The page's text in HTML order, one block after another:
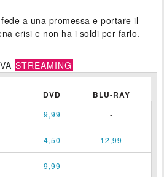
a una promessa e portare il
crisi e non ha i soldi per farlo.
STREAMING
DVD BLU-RAY
9,99 -
4,50 12,99
9,99 -